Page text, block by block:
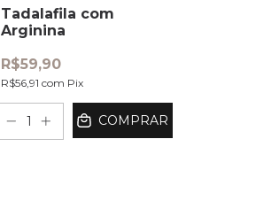
Tadalafila com
Arginina
R$59,90
R$56,91com Pix
COMPRAR